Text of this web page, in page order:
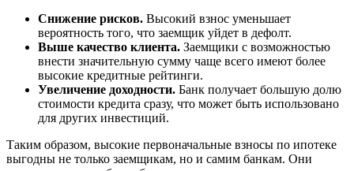
Снижение рисков. Высокий взнос уменьшает
вероятность того, что заемщик уйдет в дефолт.
Выше качество клиента. Заемщики с возможностью
внести значительную сумму чаще всего имеют более
высокие кредитные рейтинги.
Увеличение доходности. Банк получает большую долю
стоимости кредита сразу, что может быть использовано
для других инвестиций.
Таким образом, высокие первоначальные взносы по ипотеке
выгодны не только заемщикам, но и самим банкам. Они